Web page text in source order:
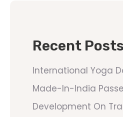
Recent Posts
International Yoga
Made-In-India
Development On